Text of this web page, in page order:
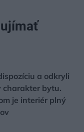
a odkryli
charakter bytu.
je interiér plný